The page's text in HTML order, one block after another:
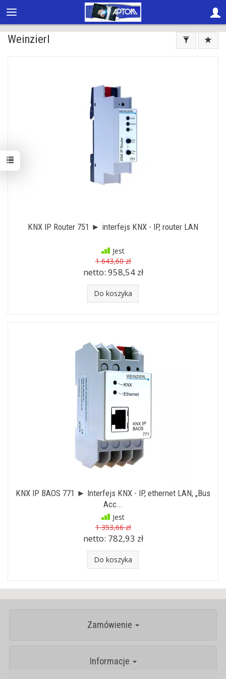
Weinzierl
KNX IP Router 751 ► interfejs KNX - IP, router LAN
Jest
1 643,60 zł
netto: 958,54 zł
Do koszyka
KNX IP BAOS 771 ► Interfejs KNX - IP, ethernet LAN, „Bus
Acc...
Jest
1 353,66 zł
netto: 782,93 zł
Do koszyka
Zamówienie
Informacje